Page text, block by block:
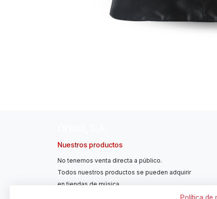
Nuestros productos
No tenemos venta directa a público.
Todos nuestros productos se pueden adquirir
en tiendas de música.